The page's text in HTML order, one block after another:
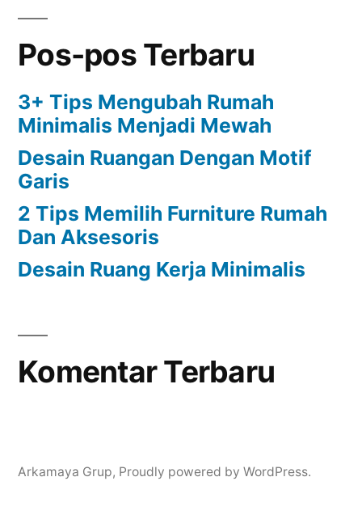
Pos-pos Terbaru
3+ Tips Mengubah Rumah
Minimalis Menjadi Mewah
Desain Ruangan Dengan Motif
Garis
2 Tips Memilih Furniture Rumah
Dan Aksesoris
Desain Ruang Kerja Minimalis
Komentar Terbaru
Arkamaya Grup, Proudly powered by WordPress.